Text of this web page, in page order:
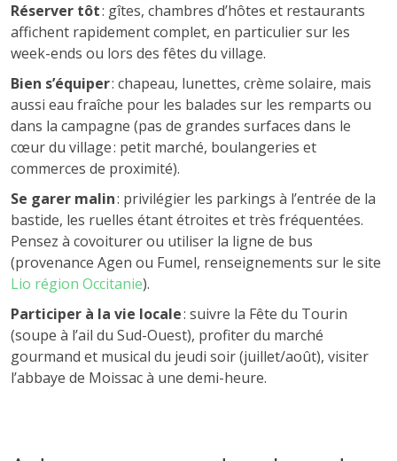
Réserver tôt: gîtes, chambres d’hôtes et restaurants
affichent rapidement complet, en particulier sur les
week-ends ou lors des fêtes du village.
Bien s’équiper: chapeau, lunettes, crème solaire, mais
aussi eau fraîche pour les balades sur les remparts ou
dans la campagne (pas de grandes surfaces dans le
cœur du village : petit marché, boulangeries et
commerces de proximité).
Se garer malin: privilégier les parkings à l’entrée de la
bastide, les ruelles étant étroites et très fréquentées.
Pensez à covoiturer ou utiliser la ligne de bus
(provenance Agen ou Fumel, renseignements sur le site
Lio région Occitanie).
Participer à la vie locale: suivre la Fête du Tourin
(soupe à l’ail du Sud-Ouest), profiter du marché
gourmand et musical du jeudi soir (juillet/août), visiter
l’abbaye de Moissac à une demi-heure.